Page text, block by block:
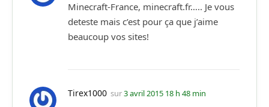
Minecraft-France, minecraft.fr….. Je vous
deteste mais c’est pour ça que j’aime
beaucoup vos sites!
Tirex1000 sur3 avril 2015 18 h 48 min